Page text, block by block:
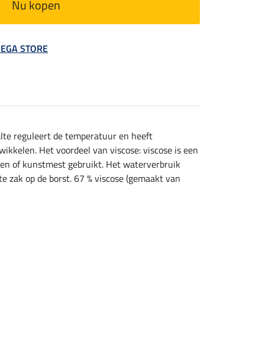
Nu kopen
STORE
reguleert de temperatuur en heeft
Het voordeel van viscose: viscose is een
of kunstmest gebruikt. Het waterverbruik
op de borst. 67 % viscose (gemaakt van